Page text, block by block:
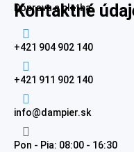
Doprava a platba
Kontaktné

+421 904 902 140

+421 911 902 140

info@dampier.sk

Pon - Pia: 08:00 - 16:30